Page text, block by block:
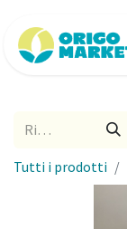
Tutti i prodotti